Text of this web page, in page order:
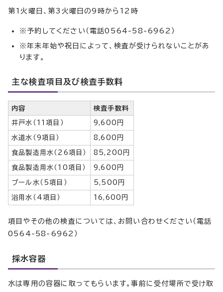
第1火曜日、第3火曜日の9時から12時
※予約してください（電話0564-58-6962）
※年末年始や祝日によって、検査が受けられないことがあ
ります。
主な検査項目及び検査手数料
内容 検査手数料
井戸水（11項目） 9,600円
水道水（9項目） 8,600円
食品製造用水（26項目） 85,200円
食品製造用水（10項目） 9,600円
プール水（5項目） 5,500円
浴用水（4項目） 16,600円
項目やその他の検査については、お問い合わせください（電話
0564-58-6962）
採水容器
水は専用の容器に取ってもらいます。事前に受付場所で受け取